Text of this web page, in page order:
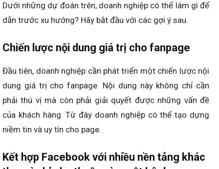
Dưới những dự đoán trên, doanh nghiệp có thể làm gì để
dẫn trước xu hướng? Hãy bắt đầu với các gợi ý sau.
Chiến lược nội dung giá trị cho fanpage
Đầu tiên, doanh nghiệp cần phát triển một chiến lược nội
dung giá trị cho fanpage. Nội dung này không chỉ cần
phải thú vị mà còn phải giải quyết được những vấn đề
của khách hàng. Từ đây doanh nghiệp có thể tạo dựng
niềm tin và uy tín cho page.
Kết hợp Facebook với nhiều nền tảng khác